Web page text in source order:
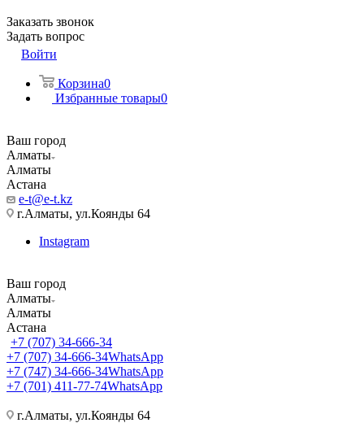
Заказать звонок
Задать вопрос
Войти
Корзина0
Избранные товары0
Ваш город
Алматы
Алматы
Астана
e-t@e-t.kz
г.Алматы, ул.Коянды 64
Instagram
Ваш город
Алматы
Алматы
Астана
+7 (707) 34-666-34
+7 (707) 34-666-34WhatsApp
+7 (747) 34-666-34WhatsApp
+7 (701) 411-77-74WhatsApp
г.Алматы, ул.Коянды 64